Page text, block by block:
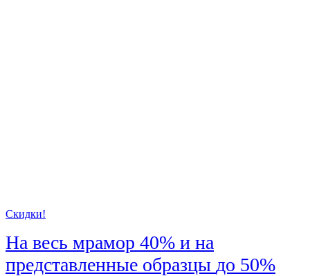
Скидки!
На весь мрамор 40% и на
представленные образцы до 50%